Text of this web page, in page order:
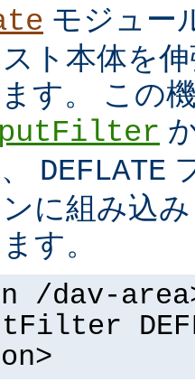
モジュー
ト本体を
す。 この
DEFLATE
に組み込
す。
/dav-